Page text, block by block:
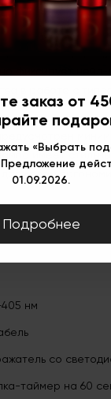
устанавливается
чашей,
фиксирует нейл-
имеет
дарит вам
нм
со
таймер на 60
заказ от
«Выбрать
01.09.2026.
Подробнее